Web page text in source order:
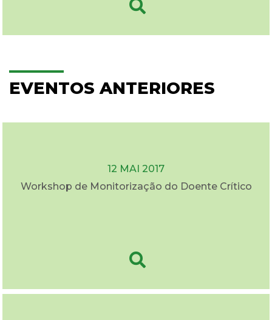
EVENTOS ANTERIORES
12 MAI 2017
Workshop de Monitorização do Doente Crítico